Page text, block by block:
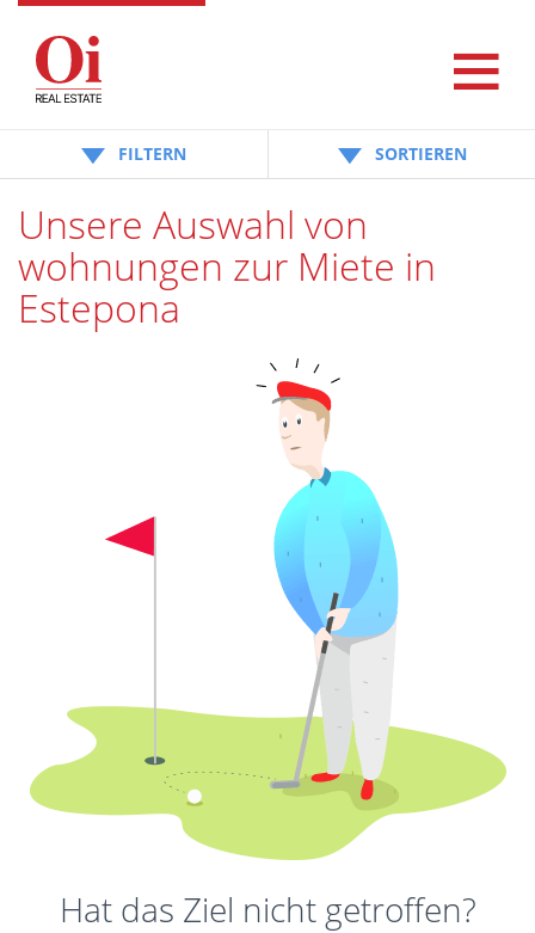
FILTERN SORTIEREN
Unsere Auswahl von
wohnungen zur Miete in
Estepona
Hat das Ziel nicht getroffen?